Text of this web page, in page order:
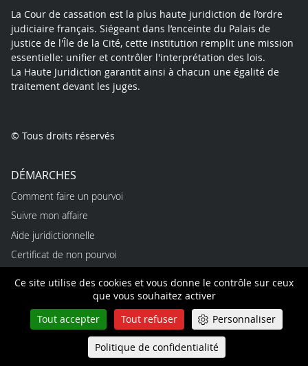
Ce site utilise des cookies et vous donne le contrôle sur ceux
que vous souhaitez activer
Tout accepter
Tout refuser Personnaliser
Politique de confidentialité
La Cour de cassation est la plus haute juridiction de l’ordre
judiciaire français. Siégeant dans l’enceinte du Palais de
justice de l'Île de la Cité, cette institution remplit une mission
essentielle: unifier et contrôler l'interprétation des lois.
La Haute Juridiction garantit ainsi à chacun une égalité de
traitement devant les juges.
© Tous droits réservés
DÉMARCHES
Comment faire un pourvoi
Suivre mon affaire
Aide juridictionnelle
Certificat de non pourvoi
PROFESSIONNELS
Emplois
Queue-Fair